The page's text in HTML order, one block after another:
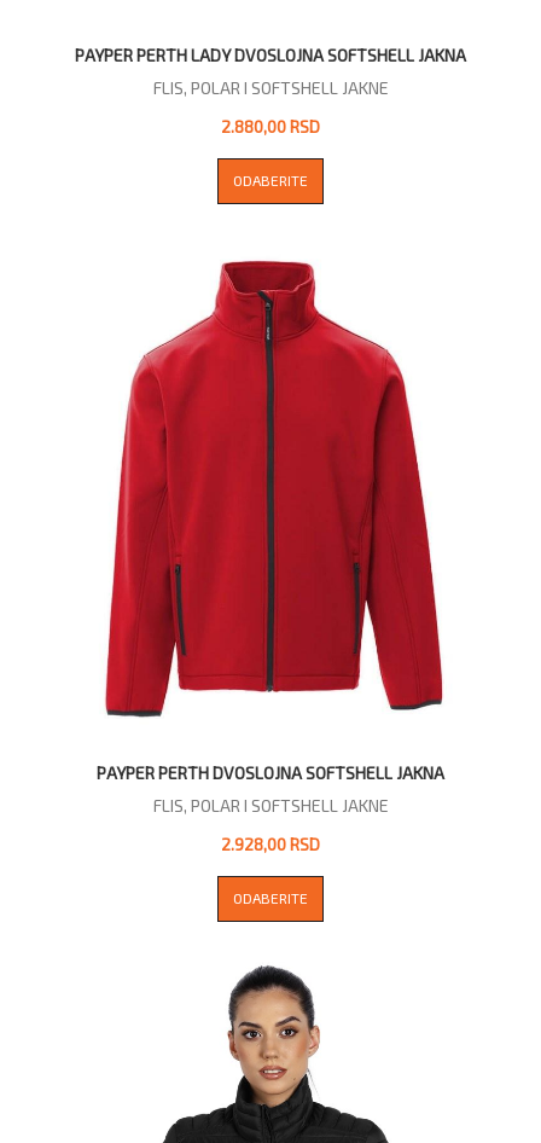
PAYPER PERTH LADY DVOSLOJNA SOFTSHELL JAKNA
FLIS, POLAR I SOFTSHELL JAKNE
2.880,00 RSD
ODABERITE
PAYPER PERTH DVOSLOJNA SOFTSHELL JAKNA
FLIS, POLAR I SOFTSHELL JAKNE
2.928,00 RSD
ODABERITE